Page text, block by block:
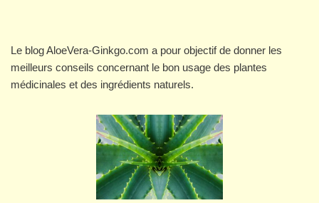
Le blog AloeVera-Ginkgo.com a pour objectif de donner les
meilleurs conseils concernant le bon usage des plantes
médicinales et des ingrédients naturels.